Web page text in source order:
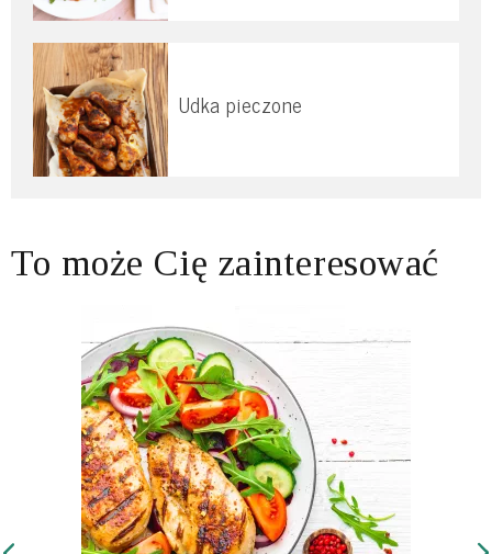
Udka pieczone
To może Cię zainteresować